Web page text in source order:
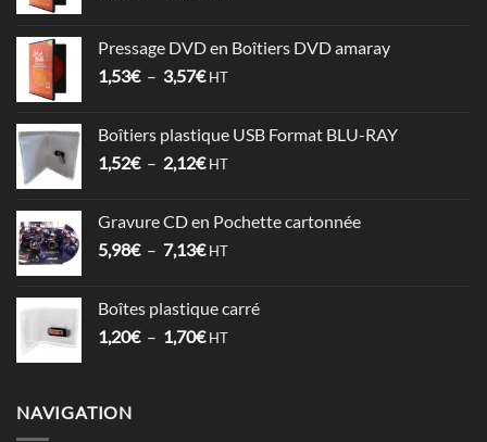
6,78€
à
Pressage DVD en Boîtiers DVD amaray
1,53€ – 3,57€Plage
1,53€
à
HT
Boîtiers plastique USB Format BLU-RAY
1,52€ – 2,12€Plage
1,52€
à
HT
Gravure CD en Pochette cartonnée
5,98€ – 7,13€Plage
5,98€
à
HT
Boîtes plastique carré
1,20€ – 1,70€Plage
HT
NAVIGATION